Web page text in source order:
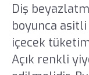
Diş
boyunca
içecek
Açık renkli